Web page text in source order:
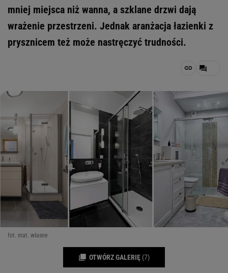
mniej miejsca niż wanna, a szklane drzwi dają
wrażenie przestrzeni. Jednak aranżacja łazienki z
prysznicem też może nastręczyć trudności.
fot. mat. własne
OTWÓRZ GALERIĘ (7)